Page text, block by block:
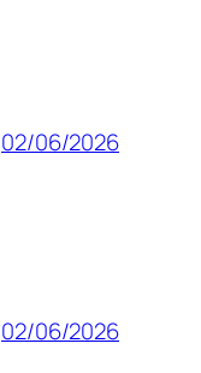
02/06/2026
02/06/2026